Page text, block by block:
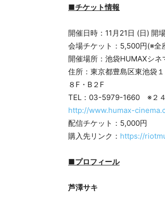
■チケット情報
開催日時：11月21日 (日) 開
会場チケット：5,500円(※全
開催場所：池袋HUMAXシネ
住所：東京都豊島区東池袋
８F・B２F
TEL：03-5979-1660 ※２
http://www.humax-
配信チケット：5,000円
購入先リンク： https://
■プロフィール
芦澤サキ